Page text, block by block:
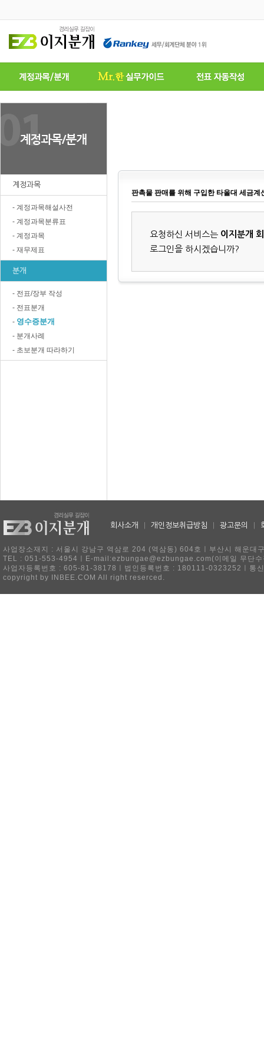
계정과목
- 계정과목해설사전
- 계정과목분류표
- 계정과목
- 재무제표
분개
- 전표/장부 작성
- 전표분개
- 영수증분개
- 분개사례
- 초보분개 따라하기
판촉물 판매를 위해 구입한 타올대 세금계
요청하신 서비스는 이지분개
로그인을 하시겠습니까?
회사소개 개인정보취급방침 광고문의
사업장소재지 : 서울시 강남구 역삼로 204 (역삼동) 604호ㅣ부산시 해운
TEL : 051-553-4954ㅣE-mail:ezbungae@ezbungae.com(이메일 무단수
사업자등록번호 : 605-81-38178ㅣ법인등록번호 : 180111-0323252ㅣ통
copyright by INBEE.COM All right reserced.